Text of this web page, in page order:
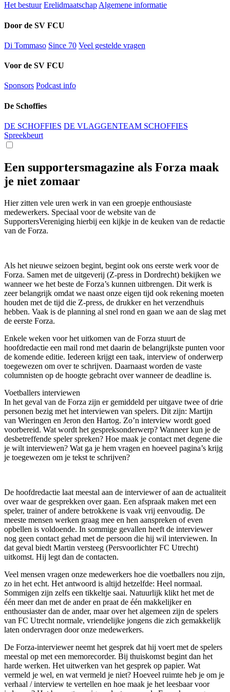
Het bestuur Erelidmaatschap Algemene informatie
Door de SV FCU
Di Tommaso Since 70 Veel gestelde vragen
Voor de SV FCU
Sponsors Podcast info
De Schoffies
DE SCHOFFIES DE VLAGGENTEAM SCHOFFIES
Spreekbeurt
Een supportersmagazine als Forza maak
je niet zomaar
Hier zitten vele uren werk in van een groepje enthousiaste
medewerkers. Speciaal voor de website van de
SupportersVereniging hierbij een kijkje in de keuken van de redactie
van de Forza.
Als het nieuwe seizoen begint, begint ook ons eerste werk voor de
Forza. Samen met de uitgeverij (Z-press in Dordrecht) bekijken we
wanneer we het beste de Forza’s kunnen uitbrengen. Dit werk is
zeer belangrijk omdat we naast onze eigen tijd ook rekening moeten
houden met de tijd die Z-press, de drukker en het verzendhuis
hebben. Vaak is de planning al snel rond en gaan we aan de slag met
de eerste Forza.
Enkele weken voor het uitkomen van de Forza stuurt de
hoofdredactie een mail rond met daarin de belangrijkste punten voor
de komende editie. Iedereen krijgt een taak, interview of onderwerp
toegewezen om over te schrijven. Daarnaast worden de vaste
columnisten op de hoogte gebracht over wanneer de deadline is.
Voetballers interviewen
In het geval van de Forza zijn er gemiddeld per uitgave twee of drie
personen bezig met het interviewen van spelers. Dit zijn: Martijn
van Wieringen en Jeron den Hartog. Zo’n interview wordt goed
voorbereid. Wat wordt het gespreksonderwerp? Wanneer kun je de
desbetreffende speler spreken? Hoe maak je contact met degene die
je wilt interviewen? Wat ga je hem vragen en hoeveel pagina’s krijg
je toegewezen om je tekst te schrijven?
De hoofdredactie laat meestal aan de interviewer of aan de actualiteit
over waar de gesprekken over gaan. Een afspraak maken met een
speler, trainer of andere betrokkene is vaak vrij eenvoudig. De
meeste mensen werken graag mee en hen aanspreken of even
opbellen is voldoende. In sommige gevallen heeft de interviewer
nog geen contact gehad met de persoon die hij wil interviewen. In
dat geval biedt Martin versteeg (Persvoorlichter FC Utrecht)
uitkomst. Hij legt dan de contacten.
Veel mensen vragen onze medewerkers hoe die voetballers nou zijn,
zo in het echt. Het antwoord is altijd hetzelfde: Heel normaal.
Sommigen zijn zelfs een tikkeltje saai. Natuurlijk klikt het met de
één meer dan met de ander en praat de één makkelijker en
enthousiaster dan de ander, maar over het algemeen zijn de spelers
van FC Utrecht normale, vriendelijke jongens die zich gemakkelijk
laten ondervragen door onze medewerkers.
De Forza-interviewer neemt het gesprek dat hij voert met de spelers
meestal op met een memorecorder. Bij thuiskomst begint dan het
harde werken. Het uitwerken van het gesprek op papier. Wat
vermeld je wel, en wat vermeld je niet? Hoeveel ruimte heb je om je
verhaal / interview te vertellen en hoe maak je het leesbaar voor